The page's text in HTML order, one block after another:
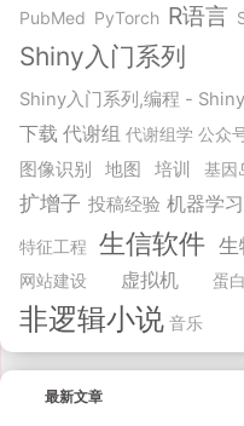
PubMed PyTorch R语言
Shiny入门系列
Shiny入门系列,编程 -
下载 代谢组 代谢组学 公众
图像识别
地图 培训 基因
扩增子 投稿经验 机器学习
特征工程 生信软件 生
网站建设
虚拟机 蛋
非逻辑小说 音乐
最新文章